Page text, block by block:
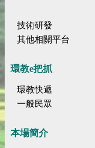
技術研發
其他相關平台
環教e把抓
環教快遞
一般民眾
本場簡介